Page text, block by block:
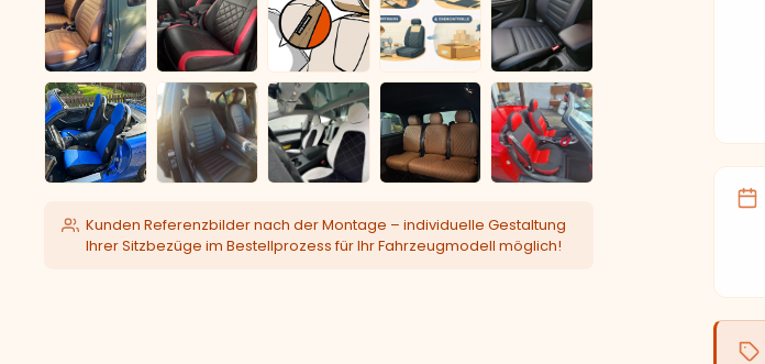
Kunden Referenzbilder nach der Montage – individuelle Gestaltung
Ihrer Sitzbezüge im Bestellprozess für Ihr Fahrzeugmodell möglich!